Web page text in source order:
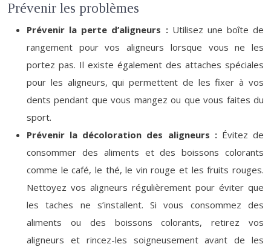
Prévenir les problèmes
Prévenir la perte d’aligneurs : Utilisez une boîte de
rangement pour vos aligneurs lorsque vous ne les
portez pas. Il existe également des attaches spéciales
pour les aligneurs, qui permettent de les fixer à vos
dents pendant que vous mangez ou que vous faites du
sport.
Prévenir la décoloration des aligneurs : Évitez de
consommer des aliments et des boissons colorants
comme le café, le thé, le vin rouge et les fruits rouges.
Nettoyez vos aligneurs régulièrement pour éviter que
les taches ne s’installent. Si vous consommez des
aliments ou des boissons colorants, retirez vos
aligneurs et rincez-les soigneusement avant de les